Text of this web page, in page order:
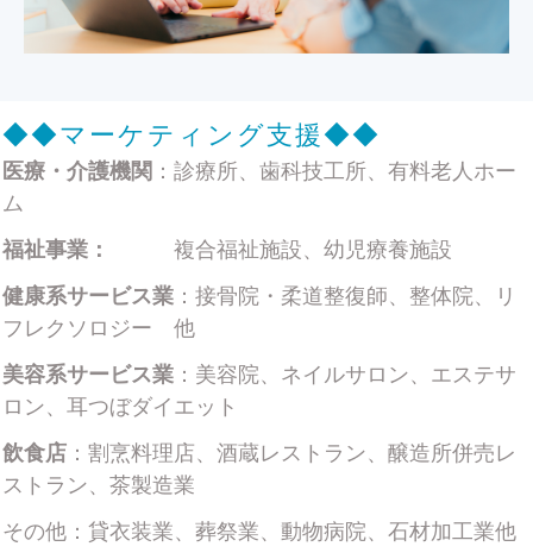
◆◆マーケティング支援◆◆
医療・介護機関 ：診療所、歯科技工所、有料老人ホー
ム
福祉事業： 複合福祉施設、幼児療養施設
健康系サービス業 ：接骨院・柔道整復師、整体院、リ
フレクソロジー 他
美容系サービス業 ：美容院、ネイルサロン、エステサ
ロン、耳つぼダイエット
飲食店 ：割烹料理店、酒蔵レストラン、醸造所併売レ
ストラン、茶製造業
その他：貸衣装業、葬祭業、動物病院、石材加工業他